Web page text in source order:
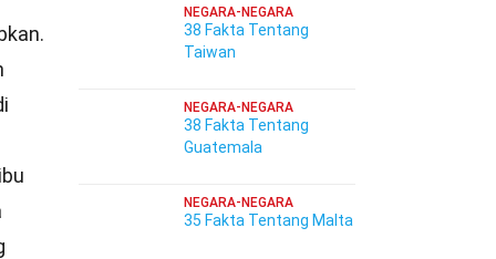
NEGARA-NEGARA
38 Fakta Tentang
Taiwan
NEGARA-NEGARA
38 Fakta Tentang
Guatemala
NEGARA-NEGARA
35 Fakta Tentang Malta